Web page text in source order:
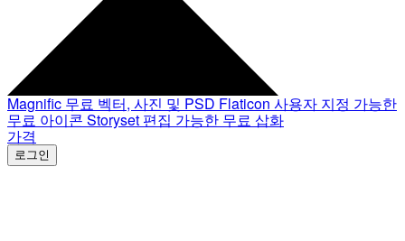
Magnific 무료 벡터, 사진 및 PSD Flaticon 사용자 지정 가능한
무료 아이콘 Storyset 편집 가능한 무료 삽화
가격
로그인